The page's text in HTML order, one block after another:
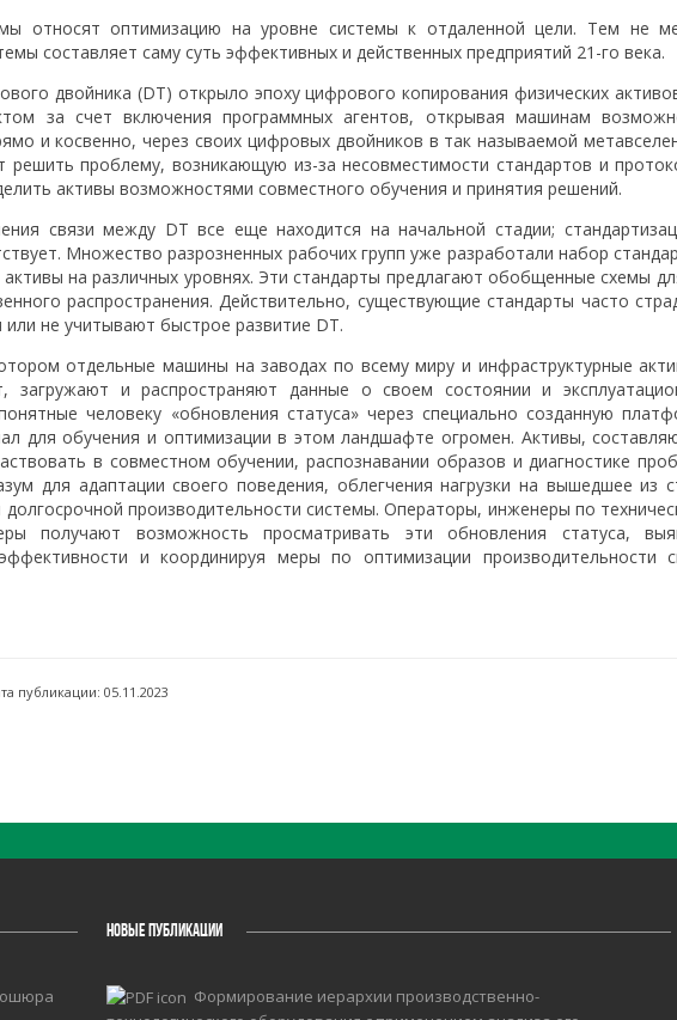
относят оптимизацию на уровне системы к отдаленной цели. Тем не
составляет саму суть эффективных и действенных предприятий 21-го века.
двойника (DT) открыло эпоху цифрового копирования физических
за счет включения программных агентов, открывая машинам
и косвенно, через своих цифровых двойников в так называемой
проблему, возникающую из-за несовместимости стандартов и
активы возможностями совместного обучения и принятия решений.
связи между DT все еще находится на начальной стадии;
Множество разрозненных рабочих групп уже разработали набор
на различных уровнях. Эти стандарты предлагают обобщенные схемы
распространения. Действительно, существующие стандарты часто
не учитывают быстрое развитие DT.
отдельные машины на заводах по всему миру и инфраструктурные
загружают и распространяют данные о своем состоянии и
человеку «обновления статуса» через специально созданную
для обучения и оптимизации в этом ландшафте огромен. Активы,
в совместном обучении, распознавании образов и диагностике
для адаптации своего поведения, облегчения нагрузки на вышедшее из
производительности системы. Операторы, инженеры по
получают возможность просматривать эти обновления статуса,
и координируя меры по оптимизации производительности
публикации: 05.11.2023
НОВЫЕ ПУБЛИКАЦИИ
Формирование иерархии производственно-